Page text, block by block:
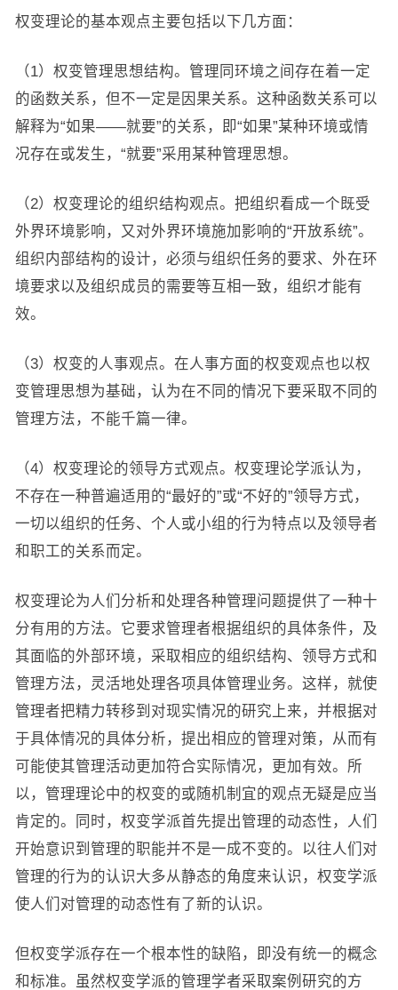
权变理论的基本观点主要包括以下几方面：
（1）权变管理思想结构。管理同环境之间存在着一定
的函数关系，但不一定是因果关系。这种函数关系可以
解释为“如果——就要”的关系，即“如果”某种环境或情
况存在或发生，“就要”采用某种管理思想。
（2）权变理论的组织结构观点。把组织看成一个既受
外界环境影响，又对外界环境施加影响的“开放系统”。
组织内部结构的设计，必须与组织任务的要求、外在环
境要求以及组织成员的需要等互相一致，组织才能有
效。
（3）权变的人事观点。在人事方面的权变观点也以权
变管理思想为基础，认为在不同的情况下要采取不同的
管理方法，不能千篇一律。
（4）权变理论的领导方式观点。权变理论学派认为，
不存在一种普遍适用的“最好的”或“不好的”领导方式，
一切以组织的任务、个人或小组的行为特点以及领导者
和职工的关系而定。
权变理论为人们分析和处理各种管理问题提供了一种十
分有用的方法。它要求管理者根据组织的具体条件，及
其面临的外部环境，采取相应的组织结构、领导方式和
管理方法，灵活地处理各项具体管理业务。这样，就使
管理者把精力转移到对现实情况的研究上来，并根据对
于具体情况的具体分析，提出相应的管理对策，从而有
可能使其管理活动更加符合实际情况，更加有效。所
以，管理理论中的权变的或随机制宜的观点无疑是应当
肯定的。同时，权变学派首先提出管理的动态性，人们
开始意识到管理的职能并不是一成不变的。以往人们对
管理的行为的认识大多从静态的角度来认识，权变学派
使人们对管理的动态性有了新的认识。
但权变学派存在一个根本性的缺陷，即没有统一的概念
和标准。虽然权变学派的管理学者采取案例研究的方